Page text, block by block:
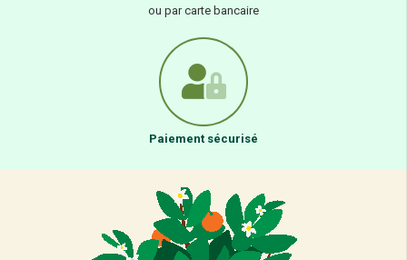
ou par carte bancaire
Paiement sécurisé